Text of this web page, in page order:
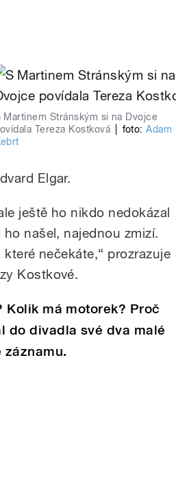
Martinem Stránským si na Dvojce
Tereza Kostková
foto:Adam
Elgar.
ještě ho nikdo nedokázal
našel, najednou zmizí.
nečekáte,“ prozrazuje
Kostkové.
má motorek? Proč
do divadla své dva malé